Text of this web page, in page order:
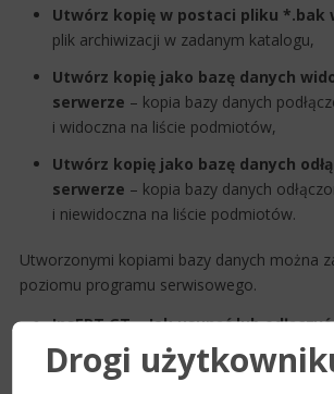
Utwórz kopię w postaci pliku *.bak
plik archiwizacji w zadanym katalogu,
Utwórz kopię jako bazę danych
serwerze – kopia bazy danych
i widoczna na liście podmiotów,
Utwórz kopię jako bazę danych
serwerze – kopia bazy danych
i niewidoczna na liście podmiotów.
Utworzonymi kopiami bazy danych można
poziomu programu serwisowego.
InsERT GT – Jak usunąć lub
podmiot lub jego kopię?
Opcjonalnie podczas wykonywania
Drogi